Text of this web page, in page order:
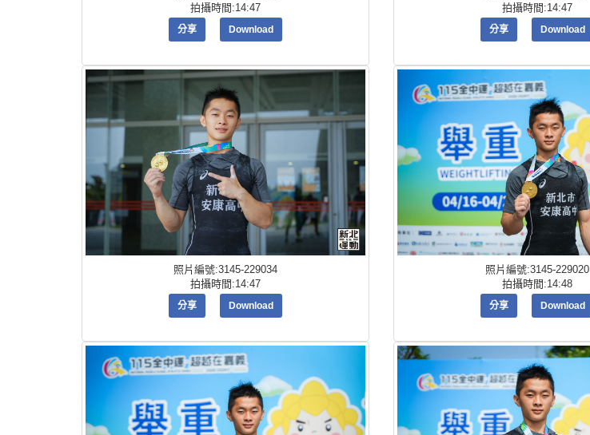
拍攝時間:14:47
分享 Download
拍攝時間:14:47
分享 Download
照片編號:3145-229034
拍攝時間:14:47
分享 Download
照片編號:3145-229020
拍攝時間:14:48
分享 Download